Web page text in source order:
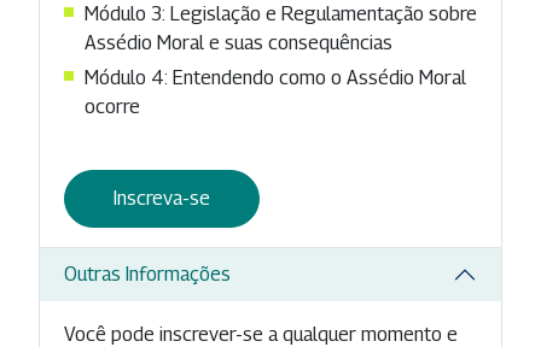
Módulo 3: Legislação e Regulamentação sobre
Assédio Moral e suas consequências
Módulo 4: Entendendo como o Assédio Moral
ocorre
Inscreva-se
Outras Informações
Você pode inscrever-se a qualquer momento e